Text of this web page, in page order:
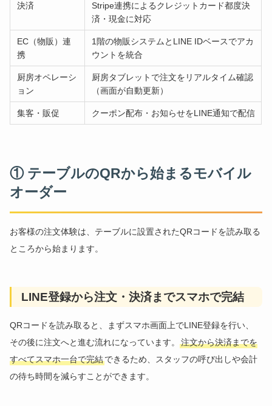
決済
Stripe連携によるクレジットカード都度決
済・現金に対応
EC（物販）連
携
1階の物販システムとLINE IDベースでアカ
ウントを統合
厨房オペレーシ
ョン
厨房タブレットで注文をリアルタイム確認
（画面が自動更新）
集客・販促 クーポン配布・お知らせをLINE通知で配信
① テーブルのQRから始まるモバイル
オーダー
お客様の注文体験は、テーブルに設置されたQRコードを読み取る
ところから始まります。
LINE登録から注文・決済までスマホで完結
QRコードを読み取ると、まずスマホ画面上でLINE登録を行い、
その後に注文へと進む流れになっています。注文から決済までを
すべてスマホ一台で完結できるため、スタッフの呼び出しや会計
の待ち時間を減らすことができます。